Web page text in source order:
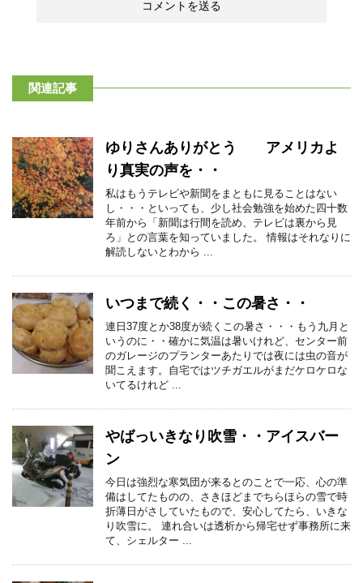
関連記事
ゆりさんありがとう アメリカよ
り真実の声を・・
私はもうテレビや新聞をまともに見ることはない
し・・・といっても、少し社会勉強を始めた四十数
年前から「新聞は行間を読め、テレビは裏から見
ろ」との言葉を知っていました。 情報はそれなりに
解読しないとわから ...
いつまで続く・・この暑さ・・
連日37度とか38度が続くこの暑さ・・・もう九月と
いうのに・・確かに気温は暑いけれど、センター前
のガレージのプランターあたりでは夜には虫の音が
聞こえます。自宅ではツチガエルがまだケロケロな
いてるけれど ...
やばっいきなり吹雪・・アイスバー
ン
今日は強烈な寒気団が来るとのことで一応、心の準
備はしてたものの、さきほどまでちらほらの雪で時
折薄日がさしていたもので、安心してたら、いきな
り吹雪に。 連れ合いは透析から帰宅せず事務所に来
て、シェルター ...